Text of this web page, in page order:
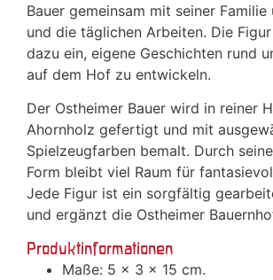
Bauer gemeinsam mit seiner Familie
und die täglichen Arbeiten. Die
dazu ein, eigene Geschichten rund
auf dem Hof zu entwickeln.
Der Ostheimer Bauer wird in reiner
Ahornholz gefertigt und mit
Spielzeugfarben bemalt. Durch
Form bleibt viel Raum für
Jede Figur ist ein sorgfältig
und ergänzt die Ostheimer
Produktinformationen
Maße: 5 × 3 × 15 cm.